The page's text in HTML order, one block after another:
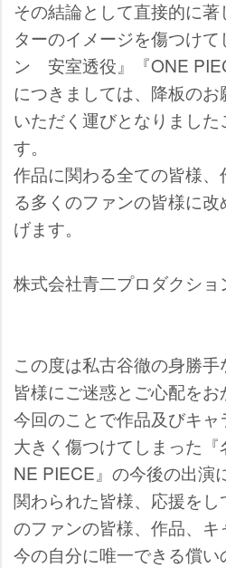
その結論として直接的に
ターのイメージを傷つけ
ン 安室透役』『ONE
につきましては、降板の
いただく運びとなりまし
す。
作品に関わる全ての皆様、
る多くのファンの皆様に
げます。
株式会社青二プロダクショ
この度は私古谷徹の身勝
皆様にご迷惑とご心配をお
今回のことで作品及びキ
大きく傷つけてしまった
NE PIECE』の今後の出演
関わられた皆様、応援をし
のファンの皆様、作品、キ
今の自分に唯一できる償